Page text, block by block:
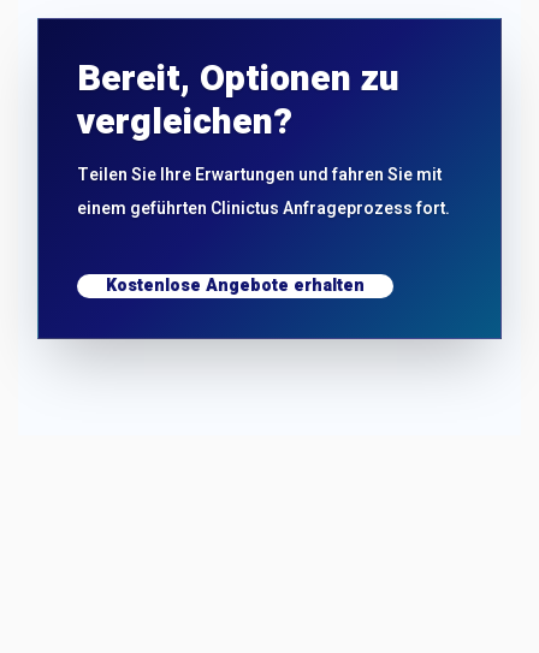
Bereit, Optionen zu
vergleichen?
Teilen Sie Ihre Erwartungen und fahren Sie mit
einem geführten Clinictus Anfrageprozess fort.
Kostenlose Angebote erhalten